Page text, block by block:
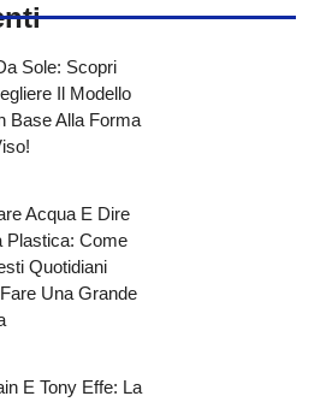
Sole: Scopri
Il Modello
Base Alla Forma
Acqua E Dire
Plastica: Come
Quotidiani
Una Grande
E Tony Effe: La